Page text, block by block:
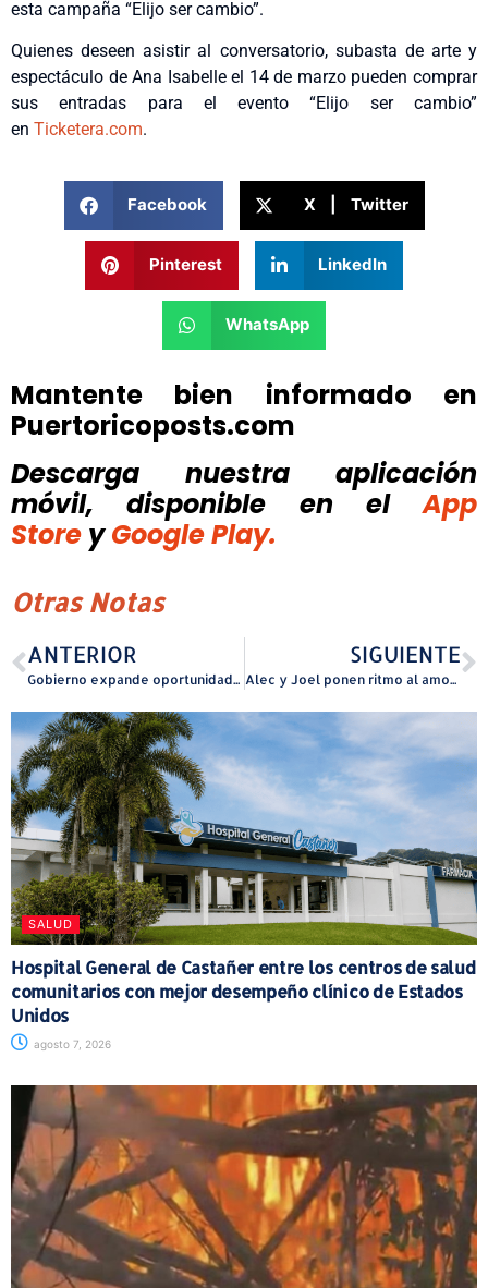
esta campaña “Elijo ser cambio”.
Quienes deseen asistir al conversatorio, subasta de arte y
espectáculo de Ana Isabelle el 14 de marzo pueden comprar
sus entradas para el evento “Elijo ser cambio”
en Ticketera.com.
Facebook X | Twitter
Pinterest LinkedIn
WhatsApp
Mantente bien informado en
Puertoricoposts.com
Descarga nuestra aplicación
móvil, disponible
en el
App
Store y Google Play.
Otras Notas
ANTERIOR
Gobierno expande oportunidades de liderato para los jóvenes
SIGUIENTE
Alec y Joel ponen ritmo al amor con su nuevo sencillo “Un Beso”
SALUD
Hospital General de Castañer entre los centros de salud
comunitarios con mejor desempeño clínico de Estados
Unidos
agosto 7, 2026